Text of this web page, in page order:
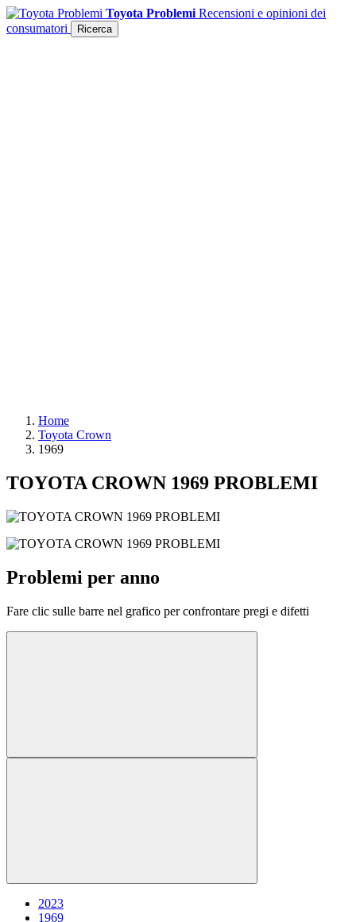
Toyota Problemi Recensioni e opinioni dei
consumatori
Ricerca
Home
Toyota Crown
1969
TOYOTA CROWN 1969 PROBLEMI
Problemi per anno
Fare clic sulle barre nel grafico per confrontare pregi e difetti
2023
1969